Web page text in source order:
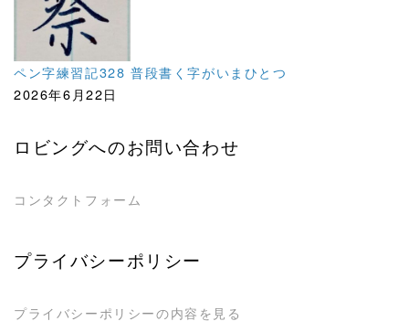
ペン字練習記328 普段書く字がいまひとつ
2026年6月22日
ロビングへのお問い合わせ
コンタクトフォーム
プライバシーポリシー
プライバシーポリシーの内容を見る